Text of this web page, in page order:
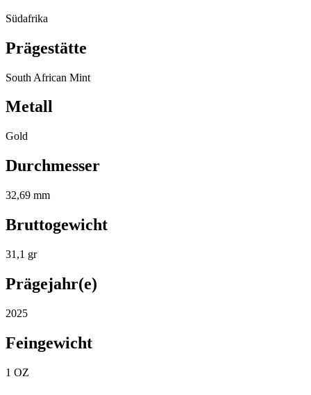
Südafrika
Prägestätte
South African Mint
Metall
Gold
Durchmesser
32,69 mm
Bruttogewicht
31,1 gr
Prägejahr(e)
2025
Feingewicht
1 OZ